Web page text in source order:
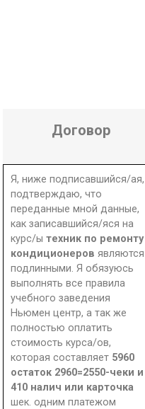
Договор
Я, ниже подписавшийся/ая,
подтверждаю, что
переданные мной данные,
как записавшийся/яся на
курс/ытехник по ремонту
кондиционеровявляются
подлинными. Я обязуюсь
выполнять все правила
учебного заведения
Ньюмен центр, а так же
полностью оплатить
стоимость курса/ов,
которая составляет 5960
остаток 2960=2550-чеки и
410 налич или карточка
шек. одним платежом